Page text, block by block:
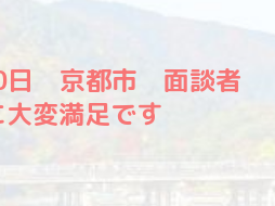
日 京都市 面談者
変満足です